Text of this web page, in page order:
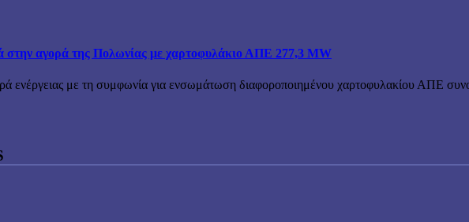
στην αγορά της Πολωνίας με χαρτοφυλάκιο ΑΠΕ 277,3 MW
ενέργειας με τη συμφωνία για ενσωμάτωση διαφοροποιημένου χαρτοφυλακίου ΑΠΕ